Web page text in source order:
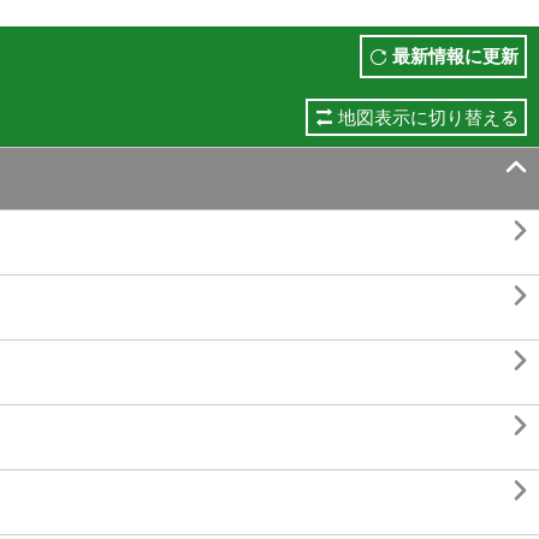
最新情報に更新
地図表示に切り替える





